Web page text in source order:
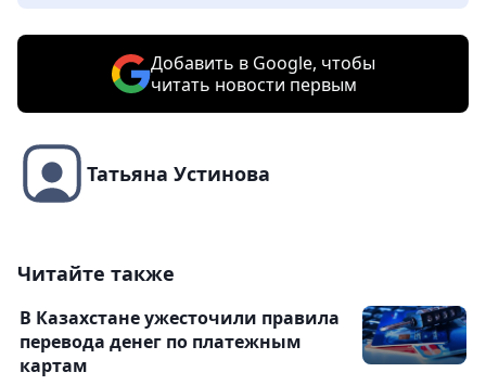
Добавить в Google, чтобы
читать новости первым
Татьяна Устинова
Читайте также
В Казахстане ужесточили правила
перевода денег по платежным
картам